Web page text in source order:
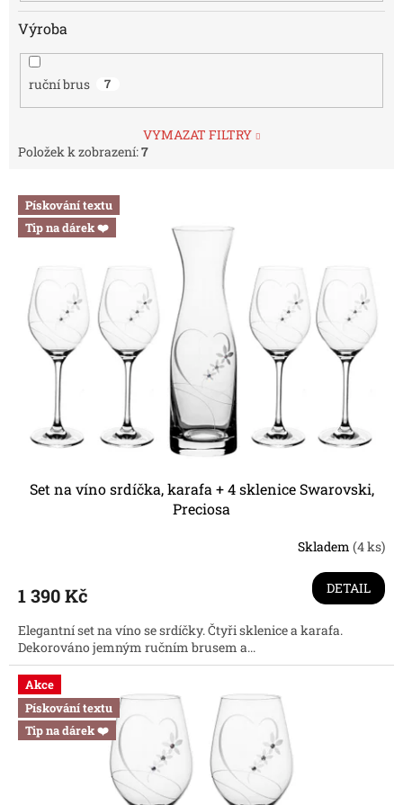
Výroba
ruční brus 7
VYMAZAT FILTRY
Položek k zobrazení:7
V
ý
p
Pískování textu
Tip na dárek ❤️
Set na víno srdíčka, karafa + 4 sklenice Swarovski,
Preciosa
je
z
5
hvězdiček.
Skladem(4 ks)
1 390 Kč DETAIL
Elegantní set na víno se srdíčky. Čtyři sklenice a karafa.
Dekorováno jemným ručním brusem a...
Akce
Pískování textu
Tip na dárek ❤️